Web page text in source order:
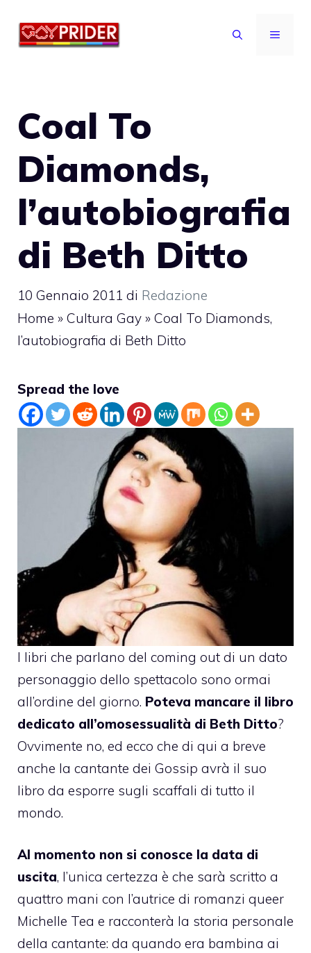
MENU
Coal To
Diamonds,
l’autobiografia
di Beth Ditto
10 Gennaio 2011 di Redazione
Home » Cultura Gay » Coal To Diamonds,
l’autobiografia di Beth Ditto
Spread the love
I libri che parlano del coming out di un dato
personaggio dello spettacolo sono ormai
all’ordine del giorno. Poteva mancare il libro
dedicato all’omosessualità di Beth Ditto?
Ovvimente no, ed ecco che di qui a breve
anche la cantante dei Gossip avrà il suo
libro da esporre sugli scaffali di tutto il
mondo.
Al momento non si conosce la data di
uscita, l’unica certezza è che sarà scritto a
quattro mani con l’autrice di romanzi queer
Michelle Tea e racconterà la storia personale
della cantante: da quando era bambina ai